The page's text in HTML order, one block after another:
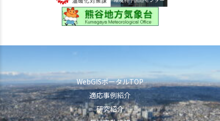
WebGISポータルTOP
適応事例紹介
研究紹介